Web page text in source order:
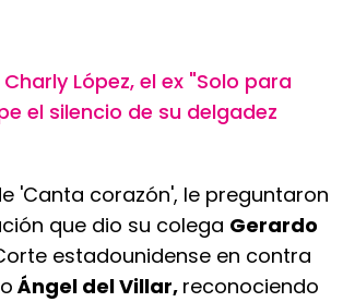
Charly López, el ex "Solo para
el silencio de su delgadez
'Canta corazón', le preguntaron
que dio su colega Gerardo
estadounidense en contra
Ángel del Villar, reconociendo